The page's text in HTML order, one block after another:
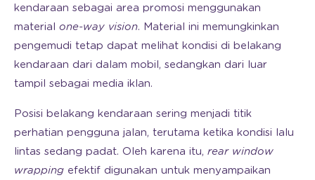
kendaraan sebagai area promosi menggunakan
material one-way vision. Material ini memungkinkan
pengemudi tetap dapat melihat kondisi di belakang
kendaraan dari dalam mobil, sedangkan dari luar
tampil sebagai media iklan.
Posisi belakang kendaraan sering menjadi titik
perhatian pengguna jalan, terutama ketika kondisi lalu
lintas sedang padat. Oleh karena itu, rear window
wrapping efektif digunakan untuk menyampaikan